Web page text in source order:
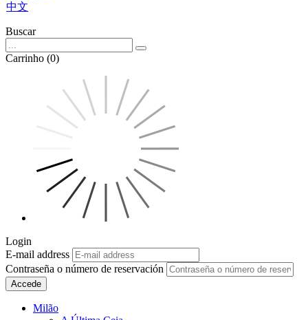
中文
Buscar
Carrinho (0)
Login
E-mail address
Contraseña o número de reservación
Accede
Milão